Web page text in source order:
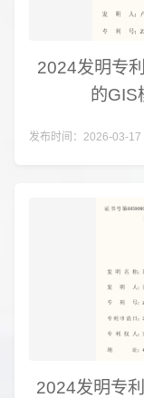
2024发明专
的GIS
发布时间：2026-03-17
2024发明专